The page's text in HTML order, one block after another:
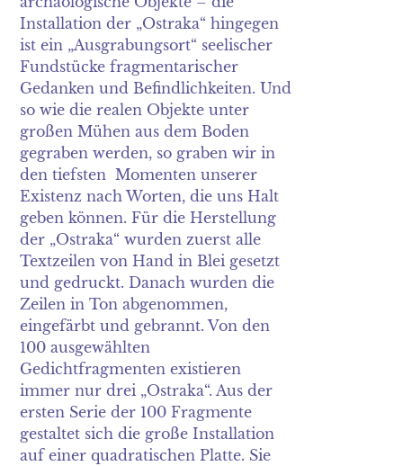
Installation der „Ostraka“ hingegen
ist ein „Ausgrabungsort“ seelischer
Fundstücke fragmentarischer
Gedanken und Befindlichkeiten. Und
so wie die realen Objekte unter
großen Mühen aus dem Boden
gegraben werden, so graben wir in
den tiefsten Momenten unserer
Existenz nach Worten, die uns Halt
geben können. Für die Herstellung
der „Ostraka“ wurden zuerst alle
Textzeilen von Hand in Blei gesetzt
und gedruckt. Danach wurden die
Zeilen in Ton abgenommen,
eingefärbt und gebrannt. Von den
100 ausgewählten
Gedichtfragmenten existieren
immer nur drei „Ostraka“. Aus der
ersten Serie der 100 Fragmente
gestaltet sich die große Installation
auf einer quadratischen Platte. Sie